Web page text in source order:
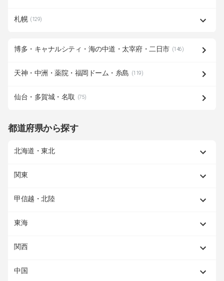
札幌 (129)
博多・キャナルシティ・海の中道・太宰府・二日市 (146)
天神・中洲・薬院・福岡ドーム・糸島 (119)
仙台・多賀城・名取 (75)
都道府県から探す
北海道・東北
関東
甲信越・北陸
東海
関西
中国